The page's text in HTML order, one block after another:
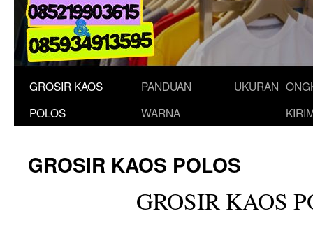
GROSIR KAOS
POLOS
PANDUAN
WARNA
UKURAN
GROSIR KAOS POLOS
GROSIR KAOS